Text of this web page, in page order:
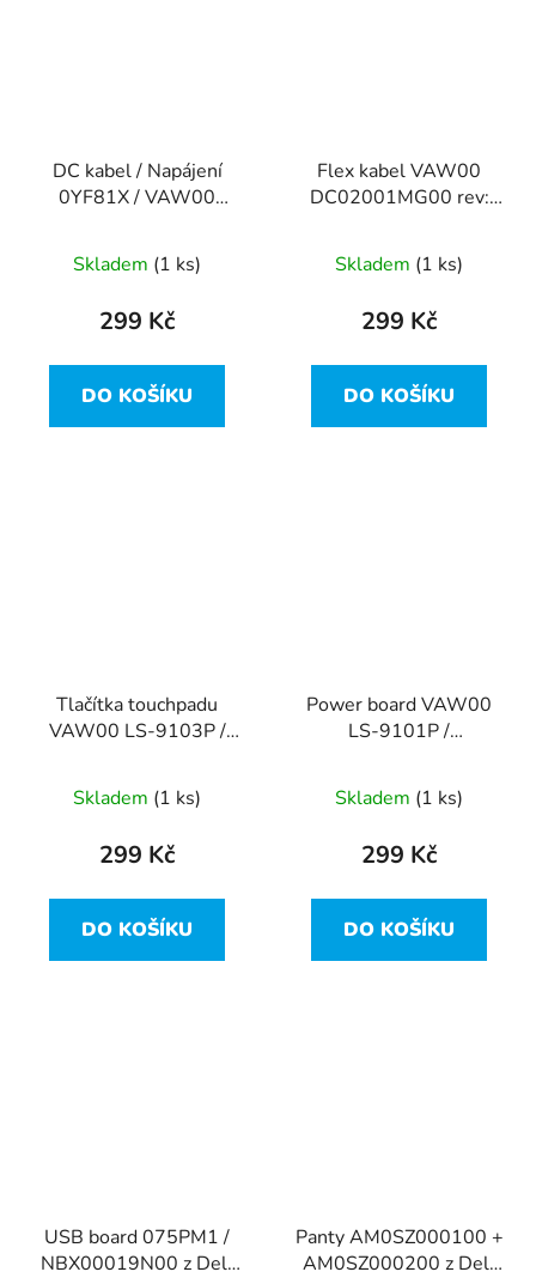
DC kabel / Napájení
0YF81X / VAW00
Inspiron 15-3537
Skladem (1 ks)
299 Kč
DO KOŠÍKU
Flex kabel VAW00
DC02001MG00 rev:
Inspiron 15-3537
Skladem (1 ks)
299 Kč
DO KOŠÍKU
Tlačítka touchpadu
VAW00 LS-9103P /
Inspiron 15-3537
Skladem (1 ks)
299 Kč
DO KOŠÍKU
Power board VAW00
LS-9101P /
Inspiron 15-3537
Skladem (1 ks)
299 Kč
DO KOŠÍKU
USB board 075PM1 /
NBX00019N00 z Dell
Panty AM0SZ000100 +
AM0SZ000200 z Dell